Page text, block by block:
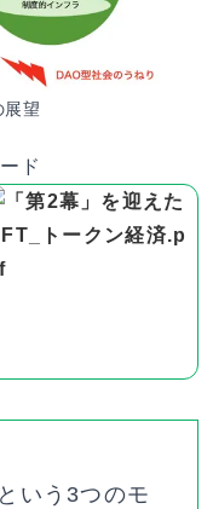
望
ド
いう3つのモ